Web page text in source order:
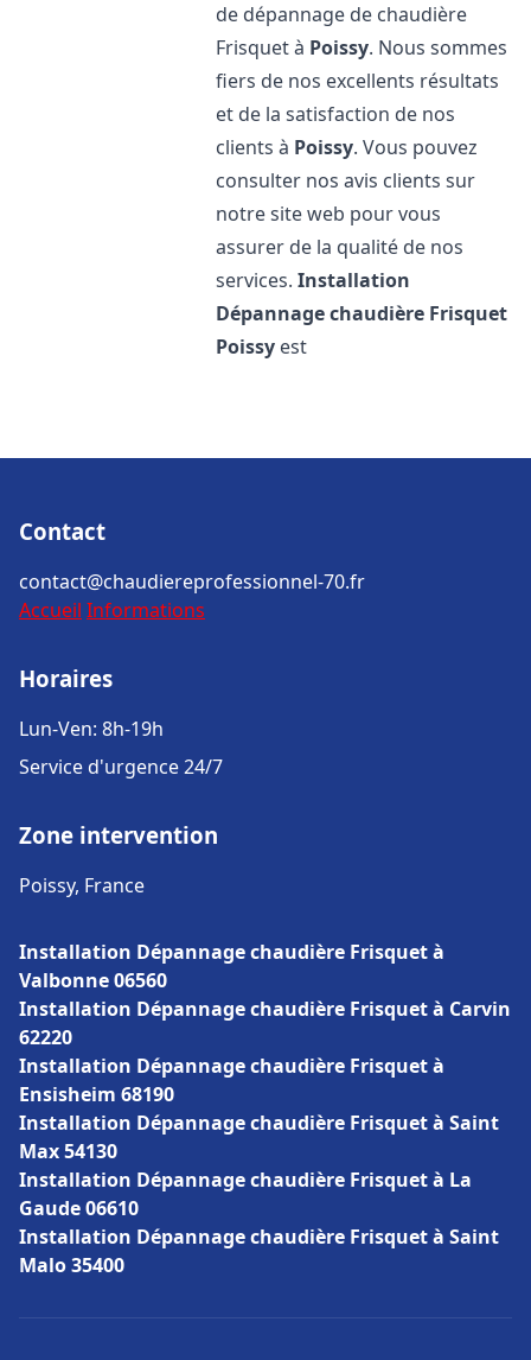
de dépannage de chaudière
Frisquet à Poissy. Nous sommes
fiers de nos excellents résultats
et de la satisfaction de nos
clients à Poissy. Vous pouvez
consulter nos avis clients sur
notre site web pour vous
assurer de la qualité de nos
services.Installation
Dépannage chaudière Frisquet
Poissy est
Contact
contact@chaudiereprofessionnel-70.fr
Accueil Informations
Horaires
Lun-Ven: 8h-19h
Service d'urgence 24/7
Zone intervention
Poissy, France
Installation Dépannage chaudière Frisquet à
Valbonne 06560
Installation Dépannage chaudière Frisquet à Carvin
62220
Installation Dépannage chaudière Frisquet à
Ensisheim 68190
Installation Dépannage chaudière Frisquet à Saint
Max 54130
Installation Dépannage chaudière Frisquet à La
Gaude 06610
Installation Dépannage chaudière Frisquet à Saint
Malo 35400